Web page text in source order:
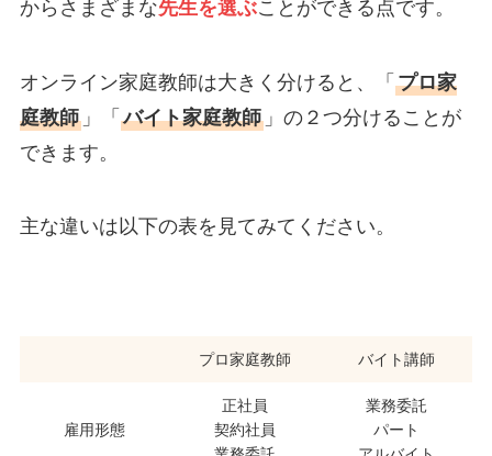
からさまざまな先生を選ぶことができる点です。
オンライン家庭教師は大きく分けると、「 プロ家
庭教師」「 バイト家庭教師」の２つ分けることが
できます。
主な違いは以下の表を見てみてください。
プロ家庭教師 バイト講師
雇用形態
正社員
契約社員
業務委託
パート